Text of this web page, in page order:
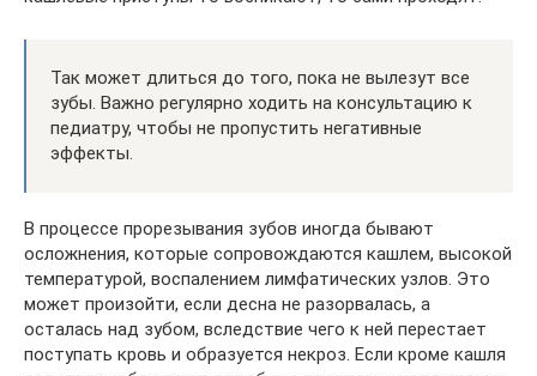
Так может длиться до того, пока не вылезут все
зубы. Важно регулярно ходить на консультацию к
педиатру, чтобы не пропустить негативные
эффекты.
В процессе прорезывания зубов иногда бывают
осложнения, которые сопровождаются кашлем, высокой
температурой, воспалением лимфатических узлов. Это
может произойти, если десна не разорвалась, а
осталась над зубом, вследствие чего к ней перестает
поступать кровь и образуется некроз. Если кроме кашля